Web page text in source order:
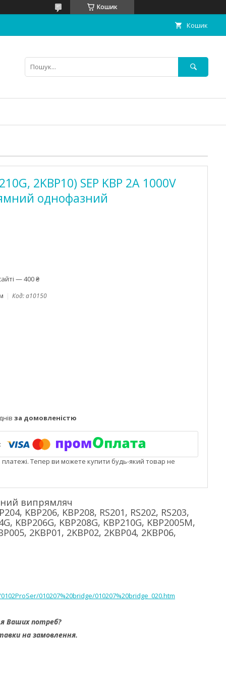
Кошик
Кошик
2KBP10) SEP KBP 2A 1000V
однофазний
— 400 ₴
Код:a10150
за домовленістю
платежі. Тепер ви можете купити будь-який товар не
випрямляч
KBP206, KBP208, RS201, RS202, RS203,
KBP206G, KBP208G, KBP210G, KBP2005M,
2KBP01, 2KBP02, 2KBP04, 2KBP06,
010207%20bridge/010207%20bridge_020.htm
Ваших потреб?
на замовлення.